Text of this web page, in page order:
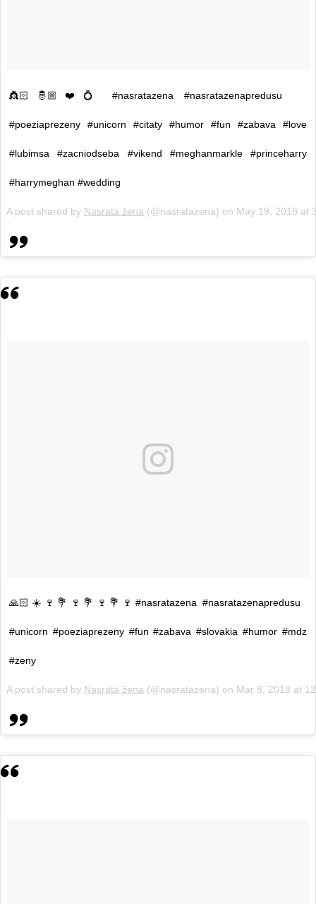
👸🏻🤴🏼❤️💍 #nasratazena #nasratazenapredusu
#poeziaprezeny #unicorn #citaty #humor #fun #zabava #love
#lubimsa #zacniodseba #vikend #meghanmarkle #princeharry
#harrymeghan #wedding
A post shared by Nasratá žena (@nasratazena) on May 19, 2018 at
🙏🏻☀️🍷💐🍷💐🍷💐🍷#nasratazena #nasratazenapredusu
#unicorn #poeziaprezeny #fun #zabava #slovakia #humor #mdz
#zeny
A post shared by Nasratá žena (@nasratazena) on Mar 8, 2018 at